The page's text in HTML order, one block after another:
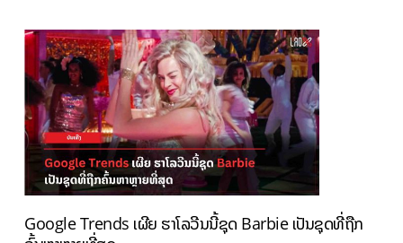
Google Trends ເຜີຍ ຮາໂລວີນນີ້ຊຸດ Barbie ເປັນຊຸດທີ່ຖືກ